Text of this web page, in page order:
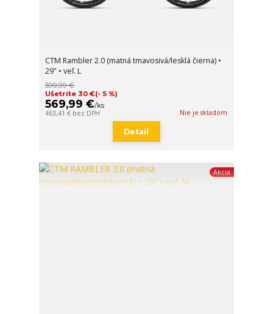
CTM Rambler 2.0 (matná tmavosivá/lesklá čierna) •
29" • veľ. L
599,99 €
Ušetríte 30 €(- 5 %)
569,99 €/ks
463,41 € bez DPH Nie je skladom
Detail
Akcia